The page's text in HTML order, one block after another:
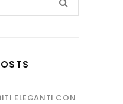
ELEGANTI CON